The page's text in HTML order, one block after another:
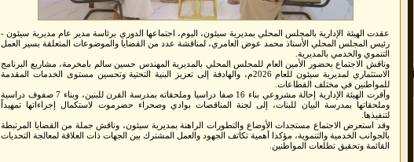
عقدت الهيئة الإدارية بالمجلس المحلي بمديرية سيئون، اليوم، اجتماعها الدوري برئاسة مدير عام مديرية سيئون -
رئيس المجلس المحلي الأستاذ محمد عوض العامري، لمناقشة عدد من القضايا والموضوعات المتعلقة بسير العمل
التنموي والخدمي بالمديرية.
وناقش الاجتماع بحضور الأمين العام للمجلس المحلي بالمديرية المهندس حسين سالم بامخرمة، مشاريع البرنامج
الاستثماري لمديرية سيئون للعام 2026م، والهادفة إلى تعزيز البنية التحتية وتحسين مستوى الخدمات المقدمة
للمواطنين في مختلف القطاعات.
وأقرت الهيئة الإدارية إحالة مشروعي بناء 16 صفا دراسيا وملحقاته بمدرسة القرن للبنين، وبناء 7 صفوف دراسية
وملحقاتها بمدرسة البيان للبنات، إلى لجنة المناقصات بوادي وصحراء حضرموت لاستكمال إجراءاتها تمهيداً
لتنفيذها.
وقد استعرض الاجتماع مستجدات الأوضاع والتطورات الراهنة بمديرية سيئون، وناقش جملة من القضايا المرتبطة
بالجوانب الخدمية والتنموية، مؤكدا أهمية تكاتف الجهود والعمل المشترك بين الجهات ذات العلاقة لمعالجة التحديات
القائمة وتحقيق تطلعات المواطنين.